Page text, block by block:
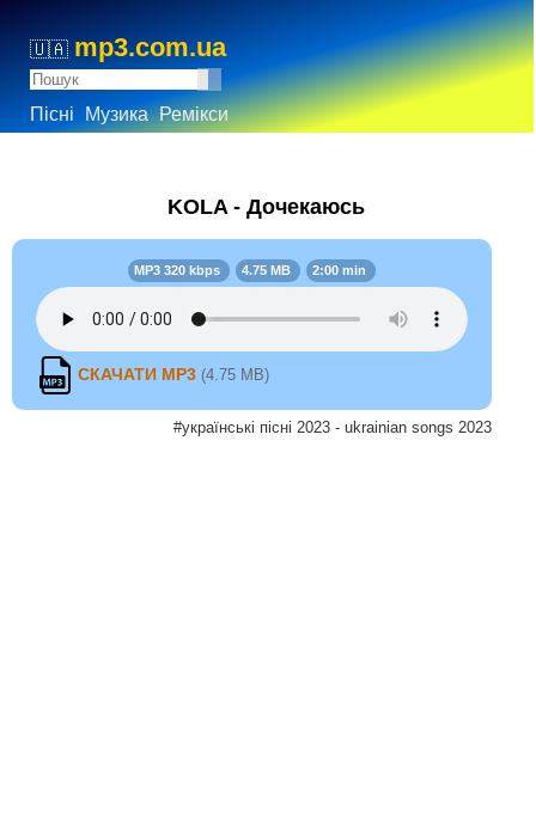
🇺🇦 mp3.com.ua
Пісні Музика Ремікси
KOLA - Дочекаюсь
MP3 320 kbps 4.75 MB 2:00 min
СКАЧАТИ MP3 (4.75 MB)
#українські пісні 2023 - ukrainian songs 2023